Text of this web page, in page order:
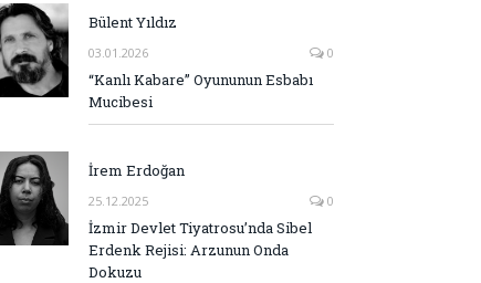
Bülent Yıldız
03.01.2026 0
“Kanlı Kabare” Oyununun Esbabı
Mucibesi
İrem Erdoğan
25.12.2025 0
İzmir Devlet Tiyatrosu’nda Sibel
Erdenk Rejisi: Arzunun Onda
Dokuzu